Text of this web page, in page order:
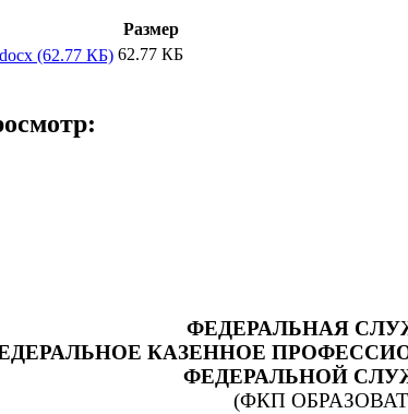
Размер
(62.77 КБ) 62.77 КБ
ФЕДЕРАЛЬНАЯ
КАЗЕННОЕ
ФЕДЕРАЛЬНОЙ
(ФКП